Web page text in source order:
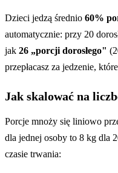
Dzieci jedzą średnio 60%
automatycznie: przy 20
jak 26 „porcji dorosłego"
przepłacasz za jedzenie,
Jak skalować na
Porcje mnoży się liniowo
dla jednej osoby to 8 kg dla
czasie trwania: